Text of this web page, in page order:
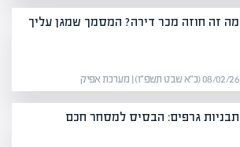
מה זה חוזה מכר דירה? המסמך שמגן עליך
08/02/26 (כ״א שבט תשפ״ו) | מערכת אפיק
תבניות גרפים: הבסיס למסחר חכם